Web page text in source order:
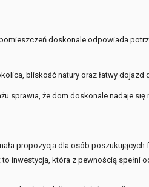
doskonale odpowiada
bliskość natury oraz łatwy dojazd
sprawia, że dom doskonale nadaje
propozycja dla osób
inwestycja, która z pewnością spełni